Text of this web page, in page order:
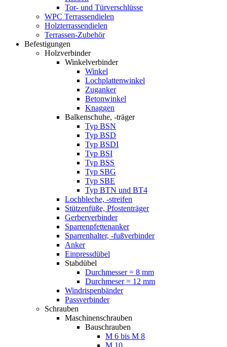
Tor- und Türverschlüsse
WPC Terrassendielen
Holzterrassendielen
Terrassen-Zubehör
Befestigungen
Holzverbinder
Winkelverbinder
Winkel
Lochplattenwinkel
Zuganker
Betonwinkel
Knaggen
Balkenschuhe, -träger
Typ BSN
Typ BSD
Typ BSDI
Typ BSI
Typ BSS
Typ SBG
Typ SBE
Typ BTN und BT4
Lochbleche, -streifen
Stützenfüße, Pfostenträger
Gerberverbinder
Sparrenpfettenanker
Sparrenhalter, -fußverbinder
Anker
Einpressdübel
Stabdübel
Durchmesser = 8 mm
Durchmeser = 12 mm
Windrispenbänder
Passverbinder
Schrauben
Maschinenschrauben
Bauschrauben
M 6 bis M 8
M 10